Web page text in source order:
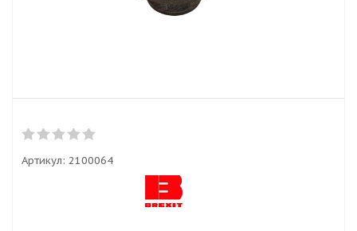
Артикул: 2100064